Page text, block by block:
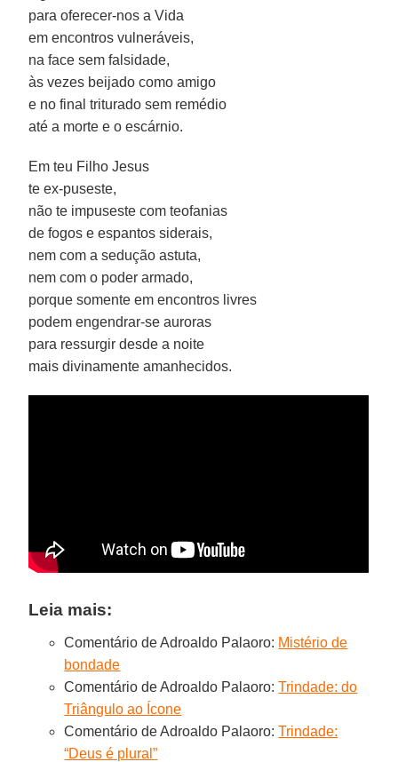
para oferecer-nos a Vida
em encontros vulneráveis,
na face sem falsidade,
às vezes beijado como amigo
e no final triturado sem remédio
até a morte e o escárnio.
Em teu Filho Jesus
te ex-puseste,
não te impuseste com teofanias
de fogos e espantos siderais,
nem com a sedução astuta,
nem com o poder armado,
porque somente em encontros livres
podem engendrar-se auroras
para ressurgir desde a noite
mais divinamente amanhecidos.
Leia mais:
Comentário de Adroaldo Palaoro: Mistério de
bondade
Comentário de Adroaldo Palaoro:Trindade: do
Triângulo ao Ícone
Comentário de Adroaldo Palaoro:Trindade:
“Deus é plural”